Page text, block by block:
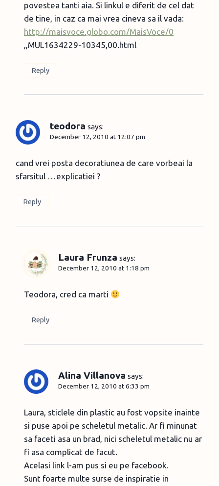
povestea tanti aia. Si linkul e diferit de cel dat
de tine, in caz ca mai vrea cineva sa il vada:
http://maisvoce.globo.com/MaisVoce/0
,,MUL1634229-10345,00.html
Reply
teodora says:
December 12, 2010 at 12:07 pm
cand vrei posta decoratiunea de care vorbeai la
sfarsitul …explicatiei ?
Reply
Laura Frunza says:
December 12, 2010 at 1:18 pm
Teodora, cred ca marti
Reply
Alina Villanova says:
December 12, 2010 at 6:33 pm
Laura, sticlele din plastic au fost vopsite inainte
si puse apoi pe scheletul metalic. Ar fi minunat
sa faceti asa un brad, nici scheletul metalic nu ar
fi asa complicat de facut.
Acelasi link l-am pus si eu pe facebook.
Sunt foarte multe surse de inspiratie in